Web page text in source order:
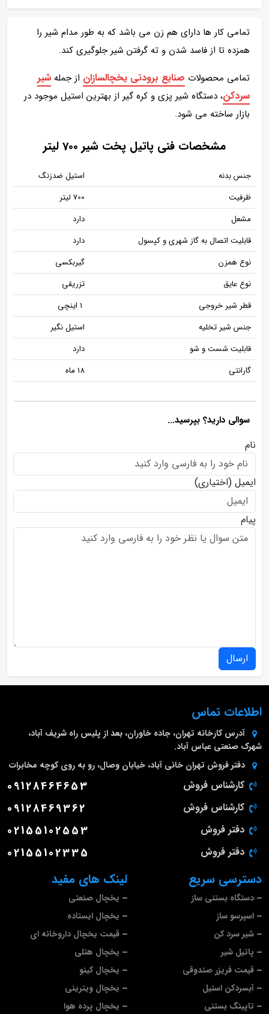
تمامی کار ها دارای هم زن می باشد که به طور مدام شیر را
همزده تا از فاسد شدن و ته گرفتن شیر جلوگیری کند.
تمامی محصولات صنایع برودتی یخچالسازان از جمله شیر
سردکن، دستگاه شیر پزی و کره گیر از بهترین استیل موجود در
بازار ساخته می شود.
مشخصات فنی پاتیل پخت شیر 700 لیتر
جنس بدنه
استیل ضدزنگ
ظرفیت
700 لیتر
مشعل
دارد
قابلیت اتصال به گاز شهری و کپسول
دارد
نوع همزن
گیربکسی
نوع عایق
تزریقی
قطر شیر خروجی
جنس شیر تخلیه
استیل نگیر
قابلیت شست و شو
دارد
گارانتی
18 ماه
سوالی دارید؟ بپرسید...
نام
ایمیل (اختیاری)
پیام
ارسال
لینک های مفید
یخچال صنعتی
یخچال ایستاده
قیمت یخچال داروخانه ای
یخچال هتلی
یخچال کینو
یخچال ویترینی
یخچال پرده هوا
دسترسی سریع
دستگاه بستنی ساز
اسپرسو ساز
شیر سرد کن
پاتیل شیر
قیمت فریزر صندوقی
آبسردکن استیل
تاپینگ بستنی
اطلاعات تماس
آدرس کارخانه تهران، جاده خاوران، بعد از پلیس راه شریف آباد،
شهرک صنعتی عباس آباد.
دفتر فروش تهران خانی آباد، خیابان وصال، رو به روی کوچه مخابرات
کارشناس فروش 09128464653
کارشناس فروش 09128469362
دفتر فروش 02155102553
دفتر فروش 02155102335